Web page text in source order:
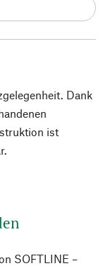
Dank
ist
SOFTLINE –